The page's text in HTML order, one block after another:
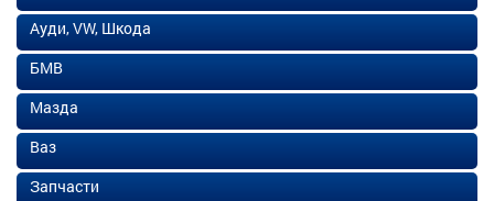
Ауди, VW, Шкода
БМВ
Мазда
Ваз
Запчасти